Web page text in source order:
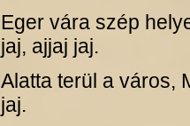
Eger vára szép
jaj, ajjaj jaj.
Alatta terül a város,
jaj.